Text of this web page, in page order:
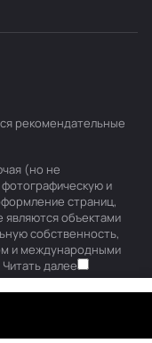
рекомендательные
(но не
и
страниц,
объектами
собственность,
и международными
Читать далее